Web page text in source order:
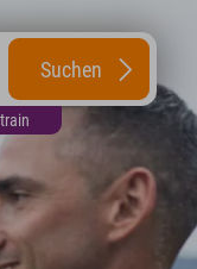
Suchen